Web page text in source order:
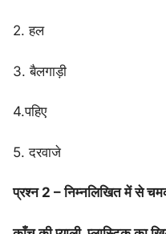
2. हल
3. बैलगाड़ी
4.पहिए
5. दरवाजे
प्रश्न 2 – निम्नलिखित में से